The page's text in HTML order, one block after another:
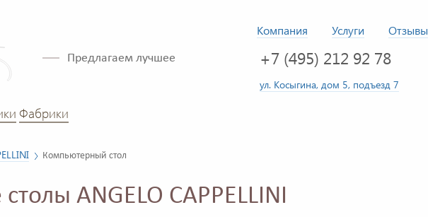
Компания Услуги Отзывы
Предлагаем лучшее +7 (495) 212 92 78
ул. Косыгина, дом 5, подъезд 7
Фабрики
Компьютерный стол
ANGELO CAPPELLINI